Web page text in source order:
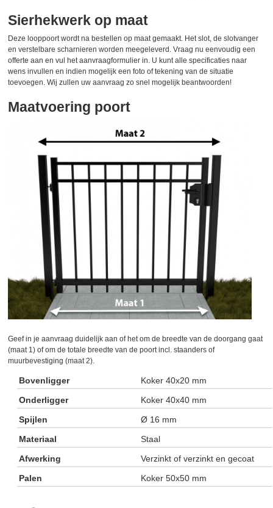
Sierhekwerk op maat
Deze looppoort wordt na bestellen op maat gemaakt. Het slot, de slotvanger
en verstelbare scharnieren worden meegeleverd. Vraag nu eenvoudig een
offerte aan en vul het aanvraagformulier in. U kunt alle specificaties naar
wens invullen en indien mogelijk een foto of tekening van de situatie
toevoegen. Wij zullen uw aanvraag zo snel mogelijk beantwoorden!
Maatvoering poort
Geef in je aanvraag duidelijk aan of het om de breedte van de doorgang gaat
(maat 1) of om de totale breedte van de poort incl. staanders of
muurbevestiging (maat 2).
Bovenligger
Koker 40x20 mm
Onderligger
Koker 40x40 mm
Spijlen
Ø 16 mm
Materiaal
Staal
Afwerking
Verzinkt of verzinkt en gecoat
Palen
Koker 50x50 mm